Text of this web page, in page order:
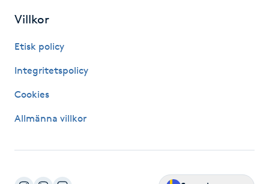
Japansk massage
K18
Katun fransar
Villkor
Etisk policy
Integritetspolicy
Cookies
Allmänna villkor